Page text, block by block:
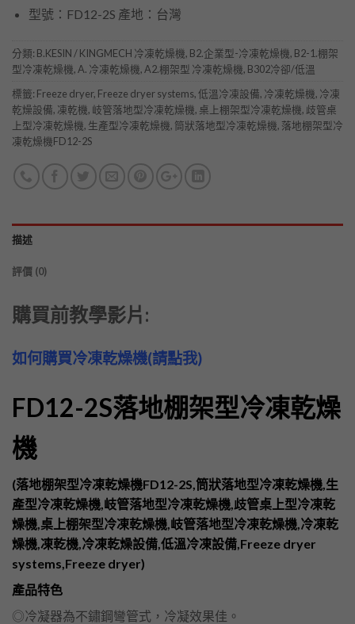
型號：FD12-2S 產地：台灣
分類: B.KESIN / KINGMECH 冷凍乾燥機, B2.企業型-冷凍乾燥機, B2-1.棚架
型冷凍乾燥機,A. 冷凍乾燥機,A2.棚架型 冷凍乾燥機, B302冷卻/低溫
標籤: Freeze dryer, Freeze dryer systems,低溫冷凍設備, 冷凍乾燥機, 冷凍
乾燥設備, 凍乾機, 岐管落地型冷凍乾燥機, 桌上棚架型冷凍乾燥機, 歧管桌
上型冷凍乾燥機, 生產型冷凍乾燥機, 筒狀落地型冷凍乾燥機, 落地棚架型冷
凍乾燥機FD12-2S
描述
評價 (0)
購買前教學影片:
如何購買冷凍乾燥機(請點我)
FD12-2S落地棚架型冷凍乾燥
機
(落地棚架型冷凍乾燥機FD12-2S,筒狀落地型冷凍乾燥機,生
產型冷凍乾燥機,岐管落地型冷凍乾燥機,歧管桌上型冷凍乾
燥機,桌上棚架型冷凍乾燥機,岐管落地型冷凍乾燥機, 冷凍乾
燥機,凍乾機,冷凍乾燥設備,低溫冷凍設備,Freeze dryer
systems,Freeze dryer)
產品特色
◎冷凝器為不鏽鋼彎管式，冷凝效果佳。